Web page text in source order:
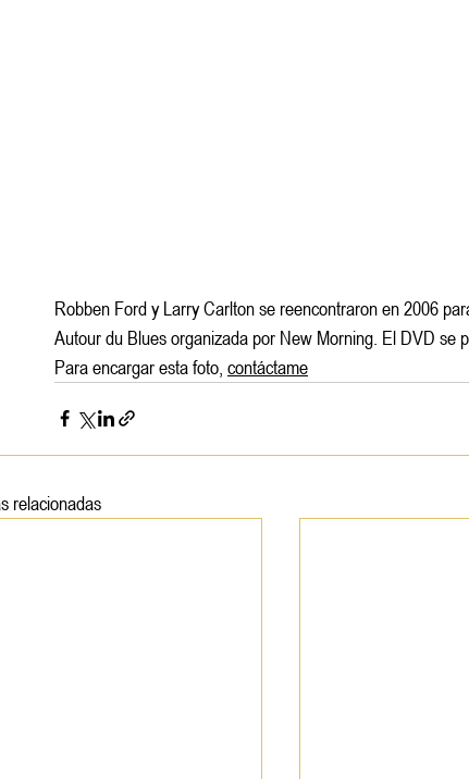
Robben Ford y Larry Carlton se reencontraron en 2006
Autour du Blues organizada por New Morning. El DVD se
Para encargar esta foto, contáctame
relacionadas